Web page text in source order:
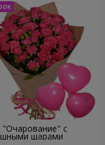
"Очарование" с
шарами